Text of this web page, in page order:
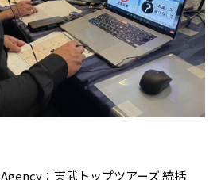
Agency：東武トップツアーズ統括